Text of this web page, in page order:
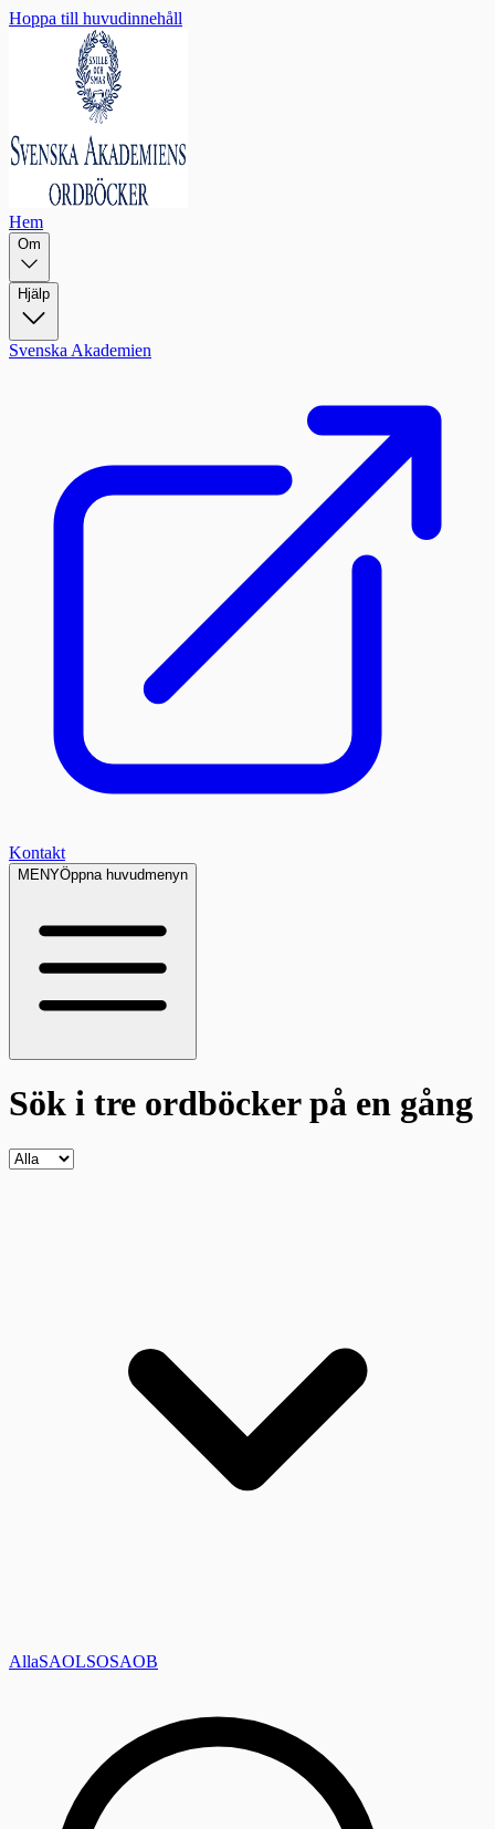
Hoppa till huvudinnehåll
Hem
Om
Hjälp
Svenska Akademien
Kontakt
MENYÖppna huvudmenyn
Sök i tre ordböckerpå en gång
AllaSAOLSOSAOB